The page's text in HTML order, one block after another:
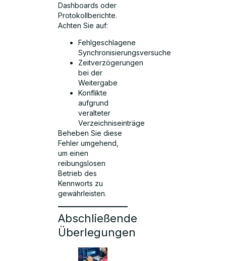
Dashboards oder
Protokollberichte.
Achten Sie auf:
Fehlgeschlagene
Synchronisierungsversuche
Zeitverzögerungen
bei der
Weitergabe
Konflikte
aufgrund
veralteter
Verzeichniseinträge
Beheben Sie diese
Fehler umgehend,
um einen
reibungslosen
Betrieb des
Kennworts zu
gewährleisten.
Abschließende
Überlegungen